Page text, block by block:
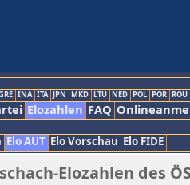
INA ITA JPN MKD LTU NED POL POR ROU
Elozahlen FAQ
Elo AUT Elo Vorschau Elo FIDE
Elozahlen des